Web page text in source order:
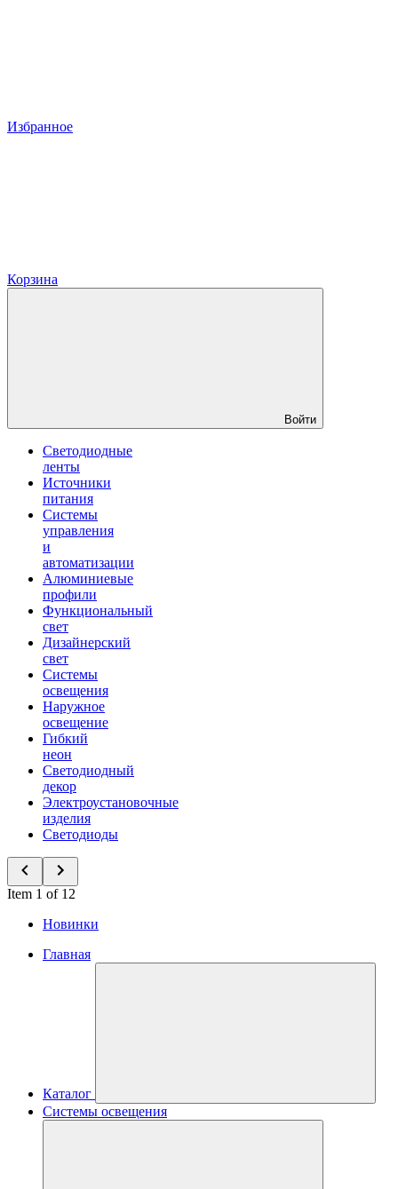
Избранное
Корзина
Войти
Светодиодные
ленты
Источники
питания
Системы
управления
и
автоматизации
Алюминиевые
профили
Функциональный
свет
Дизайнерский
свет
Системы
освещения
Наружное
освещение
Гибкий
неон
Светодиодный
декор
Электроустановочные
изделия
Светодиоды
Item 1 of 12
Новинки
Главная
Каталог
Системы освещения